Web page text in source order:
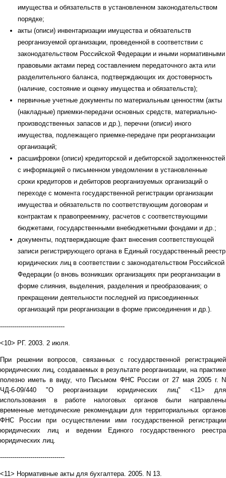
имущества и обязательств в установленном законодательством
порядке;
акты (описи) инвентаризации имущества и обязательств
реорганизуемой организации, проведенной в соответствии с
законодательством Российской Федерации и иными нормативными
правовыми актами перед составлением передаточного акта или
разделительного баланса, подтверждающих их достоверность
(наличие, состояние и оценку имущества и обязательств);
первичные учетные документы по материальным ценностям (акты
(накладные) приемки-передачи основных средств, материально-
производственных запасов и др.), перечни (описи) иного
имущества, подлежащего приемке-передаче при реорганизации
организаций;
расшифровки (описи) кредиторской и дебиторской задолженностей
с информацией о письменном уведомлении в установленные
сроки кредиторов и дебиторов реорганизуемых организаций о
переходе с момента государственной регистрации организации
имущества и обязательств по соответствующим договорам и
контрактам к правопреемнику, расчетов с соответствующими
бюджетами, государственными внебюджетными фондами и др.;
документы, подтверждающие факт внесения соответствующей
записи регистрирующего органа в Единый государственный реестр
юридических лиц в соответствии с законодательством Российской
Федерации (о вновь возникших организациях при реорганизации в
форме слияния, выделения, разделения и преобразования; о
прекращении деятельности последней из присоединенных
организаций при реорганизации в форме присоединения и др.).
--------------------------------
<10> РГ. 2003. 2 июля.
При решении вопросов, связанных с государственной регистрацией
юридических лиц, создаваемых в результате реорганизации, на практике
полезно иметь в виду, что Письмом ФНС России от 27 мая 2005 г. N
ЧД-6-09/440 "О реорганизации юридических лиц" <11> для
использования в работе налоговых органов были направлены
временные методические рекомендации для территориальных органов
ФНС России при осуществлении ими государственной регистрации
юридических лиц и ведении Единого государственного реестра
юридических лиц.
--------------------------------
<11> Нормативные акты для бухгалтера. 2005. N 13.